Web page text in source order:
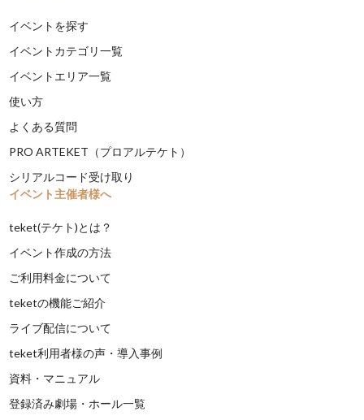
イベントを探す
イベントカテゴリ一覧
イベントエリア一覧
使い方
よくある質問
PRO ARTEKET（プロアルテケト）
シリアルコード受け取り
イベント主催者様へ
teket(テケト)とは？
イベント作成の方法
ご利用料金について
teketの機能ご紹介
ライブ配信について
teket利用者様の声・導入事例
資料・マニュアル
登録済み劇場・ホール一覧